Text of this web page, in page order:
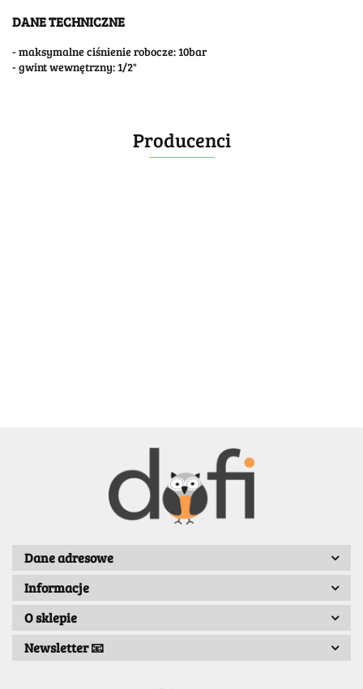
DANE TECHNICZNE
- maksymalne ciśnienie robocze: 10bar
- gwint wewnętrzny: 1/2"
Producenci
BENASSI/GALGI
Dane adresowe
Informacje
O sklepie
Newsletter 📧